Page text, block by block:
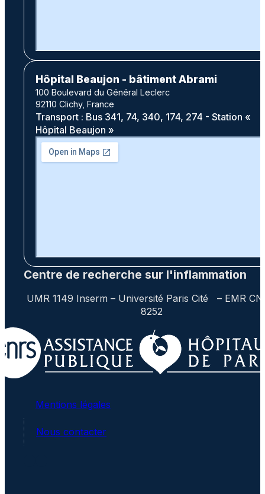
Hôpital Beaujon - bâtiment Abrami
100 Boulevard du Général Leclerc
92110 Clichy, France
Transport : Bus 341, 74, 340, 174, 274 - Station «
Hôpital Beaujon »
Centre de recherche sur l'inflammation
UMR 1149 Inserm – Université Paris Cité – EMR
8252
Mentions légales
Nous contacter